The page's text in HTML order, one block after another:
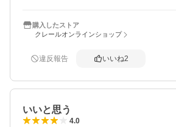
綺麗に映る。ボディが薄くて良い。接
取説を読み、ACCON。あれ、映らない
だ、、、悩んだ末にまた、取説を見た
のアースも必要。ちゃんと書いてあっ
購入したストア
クレールオンラインショップ
違反報告 いいね2
いいと思う
4.0